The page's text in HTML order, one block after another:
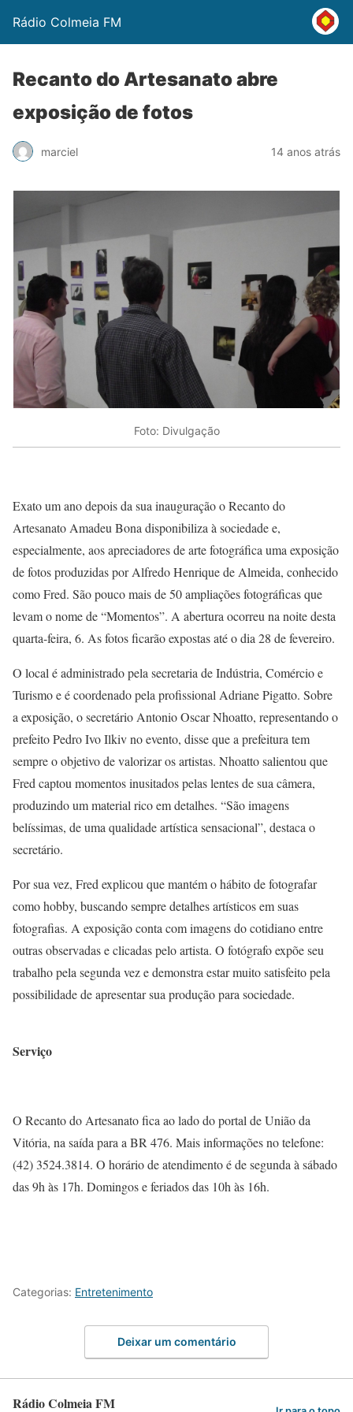
Rádio Colmeia FM
Recanto do Artesanato abre
exposição de fotos
marciel 14 anos atrás
Foto: Divulgação
Exato um ano depois da sua inauguração o Recanto do
Artesanato Amadeu Bona disponibiliza à sociedade e,
especialmente, aos apreciadores de arte fotográfica uma exposição
de fotos produzidas por Alfredo Henrique de Almeida, conhecido
como Fred. São pouco mais de 50 ampliações fotográficas que
levam o nome de “Momentos”. A abertura ocorreu na noite desta
quarta-feira, 6. As fotos ficarão expostas até o dia 28 de fevereiro.
O local é administrado pela secretaria de Indústria, Comércio e
Turismo e é coordenado pela profissional Adriane Pigatto. Sobre
a exposição, o secretário Antonio Oscar Nhoatto, representando o
prefeito Pedro Ivo Ilkiv no evento, disse que a prefeitura tem
sempre o objetivo de valorizar os artistas. Nhoatto salientou que
Fred captou momentos inusitados pelas lentes de sua câmera,
produzindo um material rico em detalhes. “São imagens
belíssimas, de uma qualidade artística sensacional”, destaca o
secretário.
Por sua vez, Fred explicou que mantém o hábito de fotografar
como hobby, buscando sempre detalhes artísticos em suas
fotografias. A exposição conta com imagens do cotidiano entre
outras observadas e clicadas pelo artista. O fotógrafo expõe seu
trabalho pela segunda vez e demonstra estar muito satisfeito pela
possibilidade de apresentar sua produção para sociedade.
Serviço
O Recanto do Artesanato fica ao lado do portal de União da
Vitória, na saída para a BR 476. Mais informações no telefone:
(42) 3524.3814. O horário de atendimento é de segunda à sábado
das 9h às 17h. Domingos e feriados das 10h às 16h.
Categorias: Entretenimento
Deixar um comentário
Rádio Colmeia FM